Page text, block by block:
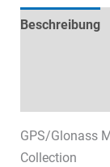
Beschreibung
GPS/Glonass
Collection